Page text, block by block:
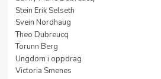
Stein Erik Selseth
Svein Nordhaug
Theo Dubreucq
Torunn Berg
Ungdom i oppdrag
Victoria Smenes